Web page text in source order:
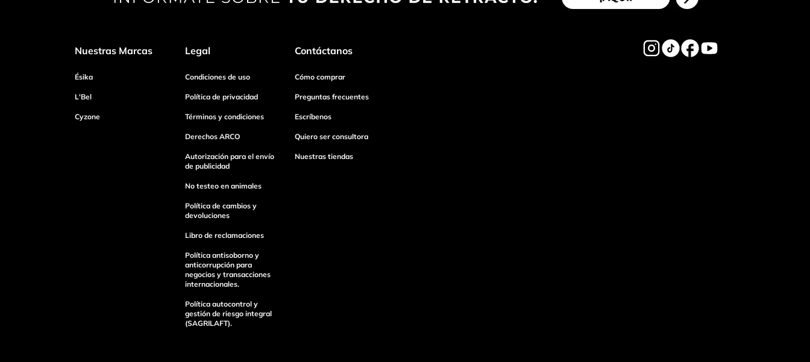
Nuestras Marcas
Ésika
L'Bel
Cyzone
Legal
Condiciones de uso
Política de privacidad
Términos y condiciones
Derechos ARCO
Autorización para el envío
de publicidad
No testeo en animales
Política de cambios y
devoluciones
Libro de reclamaciones
Política antisoborno y
anticorrupción para
negocios y transacciones
internacionales.
Política autocontrol y
gestión de riesgo integral
(SAGRILAFT).
Contáctanos
Cómo comprar
Preguntas frecuentes
Escríbenos
Quiero ser consultora
Nuestras tiendas